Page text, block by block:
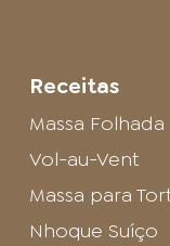
Receitas
Massa Folhada
Vol-au-Vent
Massa para
Nhoque Suíço